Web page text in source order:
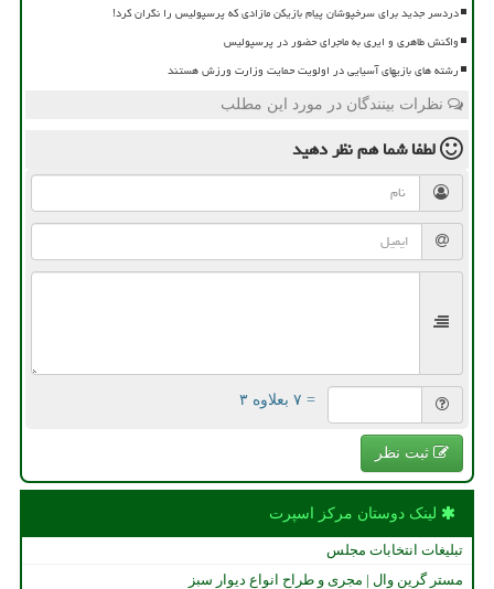
دردسر جدید برای سرخپوشان پیام بازیکن مازادی که پرسپولیس را نگران کرد!
واکنش طاهری و ایری به ماجرای حضور در پرسپولیس
رشته های بازیهای آسیایی در اولویت حمایت وزارت ورزش هستند
نظرات بینندگان در مورد این مطلب
لطفا شما همنظر دهید
= ۷ بعلاوه ۳
ثبت نظر
لینک دوستان مركز اسپرت
تبلیغات انتخابات مجلس
مستر گرین وال | مجری و طراح انواع دیوار سبز